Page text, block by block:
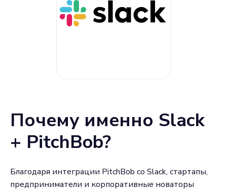
Почему именно Slack
+ PitchBob?
Благодаря интеграции PitchBob со Slack, стартапы,
предприниматели и корпоративные новаторы